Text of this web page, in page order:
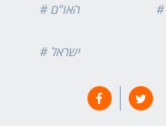
# האו"ם
# ישראל